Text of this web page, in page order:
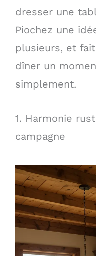
dresser une
Piochez une
plusieurs, et
dîner un
simplement.
1. Harmonie
campagne